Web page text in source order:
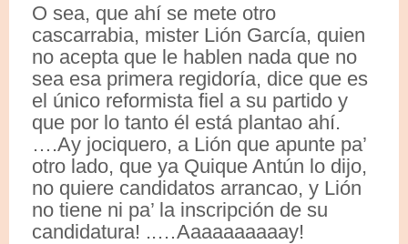
O sea, que ahí se mete otro
cascarrabia, mister Lión García, quien
no acepta que le hablen nada que no
sea esa primera regidoría, dice que es
el único reformista fiel a su partido y
que por lo tanto él está plantao ahí.
….Ay jociquero, a Lión que apunte pa’
otro lado, que ya Quique Antún lo dijo,
no quiere candidatos arrancao, y Lión
no tiene ni pa’ la inscripción de su
candidatura! ..…Aaaaaaaaaay!